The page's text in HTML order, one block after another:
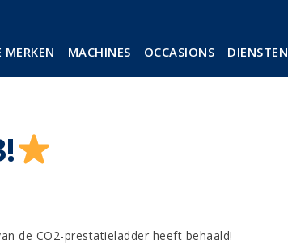
MERKEN MACHINES OCCASIONS DIENSTEN
de CO2-prestatieladder heeft behaald!